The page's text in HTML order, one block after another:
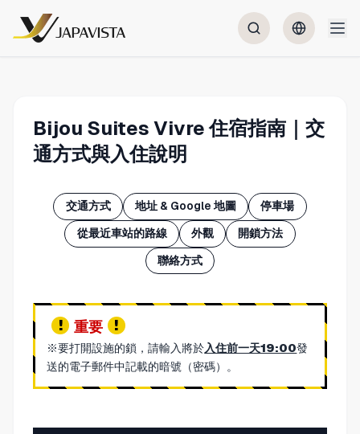
Bijou Suites Vivre 住宿指南｜交
通方式與入住說明
交通方式 地址 & Google 地圖 停車場
從最近車站的路線 外觀 開鎖方法
聯絡方式
重要
※要打開設施的鎖，請輸入將於入住前一天19:00發
送的電子郵件中記載的暗號（密碼）。